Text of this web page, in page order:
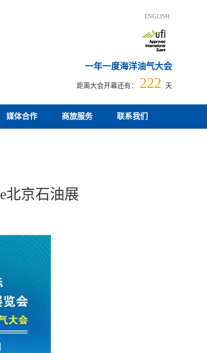
ENGLISH
一年一度海洋油气大会
距离大会开幕还有： 222 天
媒体合作 商旅服务 联系我们
北京石油展